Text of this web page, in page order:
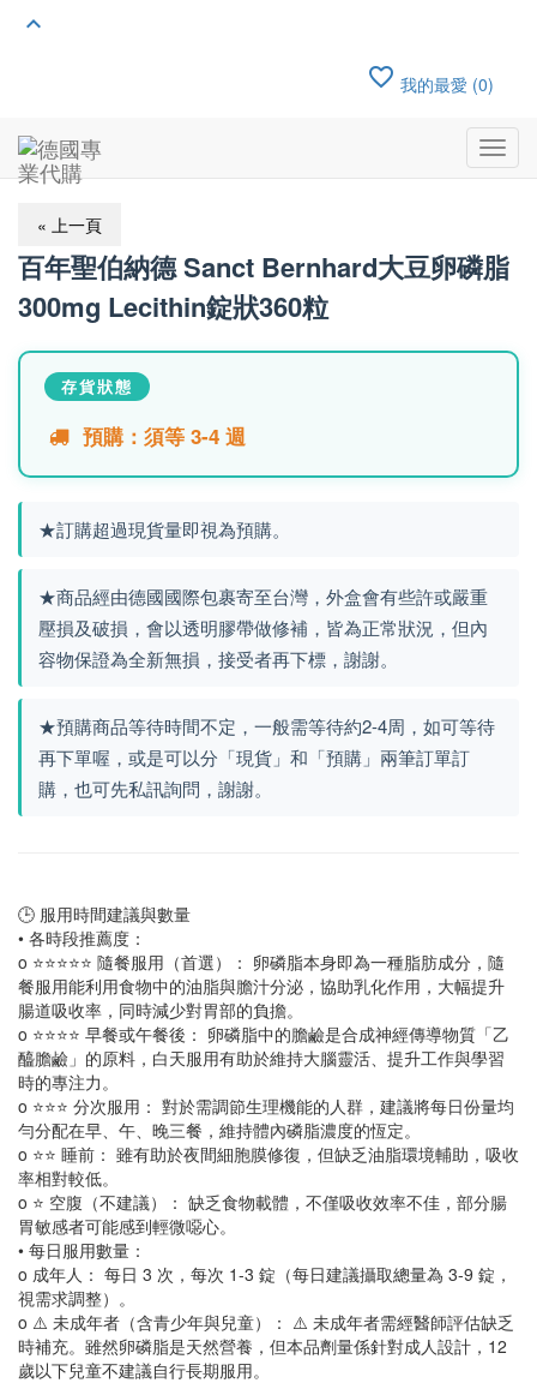
keyboard_arrow_up
favorite_border 我的最愛 (0)
« 上一頁
百年聖伯納德 Sanct Bernhard大豆卵磷脂
300mg Lecithin錠狀360粒
存貨狀態
預購：須等 3-4 週
★訂購超過現貨量即視為預購。
★商品經由德國國際包裹寄至台灣，外盒會有些許或嚴重
壓損及破損，會以透明膠帶做修補，皆為正常狀況，但內
容物保證為全新無損，接受者再下標，謝謝。
★預購商品等待時間不定，一般需等待約2-4周，如可等待
再下單喔，或是可以分「現貨」和「預購」兩筆訂單訂
購，也可先私訊詢問，謝謝。
🕒 服用時間建議與數量
• 各時段推薦度：
o ⭐⭐⭐⭐⭐ 隨餐服用（首選）： 卵磷脂本身即為一種脂肪成分，隨
餐服用能利用食物中的油脂與膽汁分泌，協助乳化作用，大幅提升
腸道吸收率，同時減少對胃部的負擔。
o ⭐⭐⭐⭐ 早餐或午餐後： 卵磷脂中的膽鹼是合成神經傳導物質「乙
醯膽鹼」的原料，白天服用有助於維持大腦靈活、提升工作與學習
時的專注力。
o ⭐⭐⭐ 分次服用： 對於需調節生理機能的人群，建議將每日份量均
勻分配在早、午、晚三餐，維持體內磷脂濃度的恆定。
o ⭐⭐ 睡前： 雖有助於夜間細胞膜修復，但缺乏油脂環境輔助，吸收
率相對較低。
o ⭐ 空腹（不建議）： 缺乏食物載體，不僅吸收效率不佳，部分腸
胃敏感者可能感到輕微噁心。
• 每日服用數量：
o 成年人： 每日 3 次，每次 1-3 錠（每日建議攝取總量為 3-9 錠，
視需求調整）。
o ⚠️ 未成年者（含青少年與兒童）： ⚠️ 未成年者需經醫師評估缺乏
時補充。雖然卵磷脂是天然營養，但本品劑量係針對成人設計，12
歲以下兒童不建議自行長期服用。